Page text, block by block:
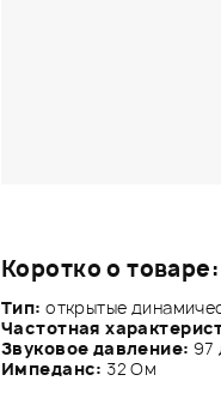
Коротко о товаре:
Тип:открытые
Частотная
Звуковое давление: 97
Импеданс: 32 Ом